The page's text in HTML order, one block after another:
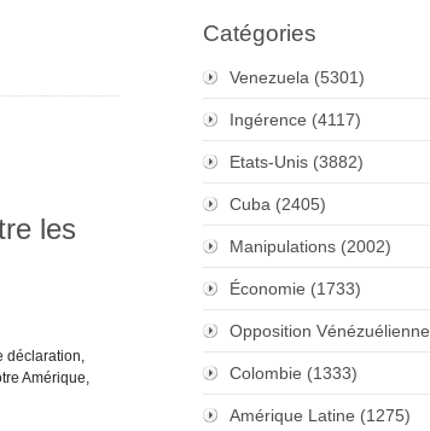
les
déclaration,
Amérique,
Catégories
Venezuela (5301)
Ingérence (4117)
Etats-Unis (3882)
Cuba (2405)
Manipulations (2002)
Économie (1733)
Opposition Vénézuélienne
Colombie (1333)
Amérique Latine (1275)